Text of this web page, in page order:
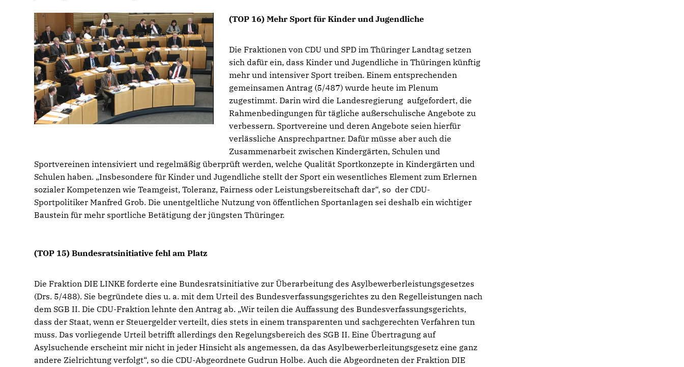
(TOP 16) Mehr Sport für Kinder und Jugendliche
Die Fraktionen von CDU und SPD im Thüringer Landtag setzen
sich dafür ein, dass Kinder und Jugendliche in Thüringen künftig
mehr und intensiver Sport treiben. Einem entsprechenden
gemeinsamen Antrag (5/487) wurde heute im Plenum
zugestimmt. Darin wird die Landesregierung aufgefordert, die
Rahmenbedingungen für tägliche außerschulische Angebote zu
verbessern. Sportvereine und deren Angebote seien hierfür
verlässliche Ansprechpartner. Dafür müsse aber auch die
Zusammenarbeit zwischen Kindergärten, Schulen und
Sportvereinen intensiviert und regelmäßig überprüft werden, welche Qualität Sportkonzepte in Kindergärten und
Schulen haben. „Insbesondere für Kinder und Jugendliche stellt der Sport ein wesentliches Element zum Erlernen
sozialer Kompetenzen wie Teamgeist, Toleranz, Fairness oder Leistungsbereitschaft dar“, so der CDU-
Sportpolitiker Manfred Grob. Die unentgeltliche Nutzung von öffentlichen Sportanlagen sei deshalb ein wichtiger
Baustein für mehr sportliche Betätigung der jüngsten Thüringer.
(TOP 15) Bundesratsinitiative fehl am Platz
Die Fraktion DIE LINKE forderte eine Bundesratsinitiative zur Überarbeitung des Asylbewerberleistungsgesetzes
(Drs. 5/488). Sie begründete dies u. a. mit dem Urteil des Bundesverfassungsgerichtes zu den Regelleistungen nach
dem SGB II. Die CDU-Fraktion lehnte den Antrag ab. „Wir teilen die Auffassung des Bundesverfassungsgerichts,
dass der Staat, wenn er Steuergelder verteilt, dies stets in einem transparenten und sachgerechten Verfahren tun
muss. Das vorliegende Urteil betrifft allerdings den Regelungsbereich des SGB II. Eine Übertragung auf
Asylsuchende erscheint mir nicht in jeder Hinsicht als angemessen, da das Asylbewerberleitungsgesetz eine ganz
andere Zielrichtung verfolgt“, so die CDU-Abgeordnete Gudrun Holbe. Auch die Abgeordneten der Fraktion DIE